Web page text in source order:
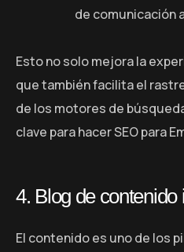
de comunicación
Esto no solo mejora la
que también facilita el
de los motores de
clave para hacer SEO para
4. Blog de contenido
El contenido es uno de los